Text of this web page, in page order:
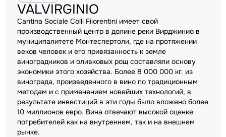
VALVIRGINIO
Cantina Sociale Colli Fiiorentini имеет свой
производственный центр в долине реки Вирджинио в
муниципалитете Монтеспертоли, где на протяжении
веков человек и его привязанность к земле
виноградников и оливковых рощ составляли основу
экономики этого хозяйства. Более 8 000 000 кг. из
винограда, произведенного в вино по традиционным
методам и с применением новейших технологий, в
результате инвестиций в эти годы было вложено более
10 миллионов евро. Вина отвечают высокой оценке
потребителей как на внутреннем, так и на внешнем
рынке.